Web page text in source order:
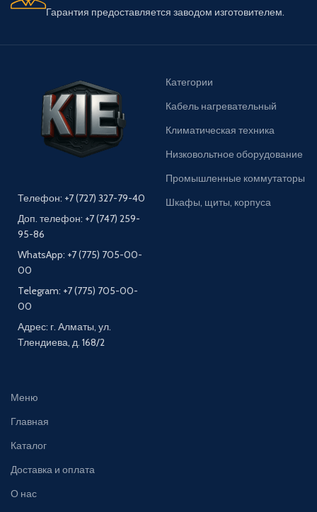
Гарантия предоставляется заводом изготовителем.
Телефон: +7 (727) 327-79-40
Доп. телефон: +7 (747) 259-
95-86
WhatsApp: +7 (775) 705-00-
00
Telegram: +7 (775) 705-00-
00
Адрес: г. Алматы, ул.
Тлендиева, д. 168/2
Категории
Кабель нагревательный
Климатическая техника
Низковольтное оборудование
Промышленные коммутаторы
Шкафы, щиты, корпуса
Меню
Главная
Каталог
Доставка и оплата
О нас